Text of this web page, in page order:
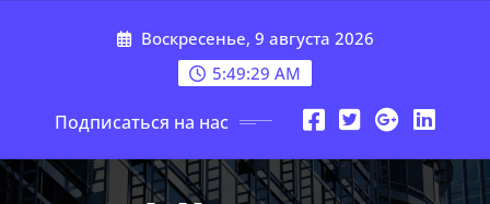
Воскресенье, 9 августа 2026
5:49:31 AM
Подписаться на нас